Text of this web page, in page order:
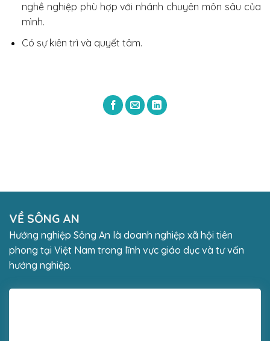
nghề nghiệp phù hợp với nhánh chuyên môn sâu của
mình.
Có sự kiên trì và quyết tâm.
VỀ SÔNG AN
Hướng nghiệp Sông An là doanh nghiệp xã hội tiên
phong tại Việt Nam trong lĩnh vực giáo dục và tư vấn
hướng nghiệp.